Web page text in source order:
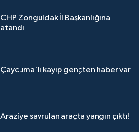
CHP Zonguldak İl Başkanlığına
atandı
Çaycuma'lı kayıp gençten haber var
Araziye savrulan araçta yangın çıktı!